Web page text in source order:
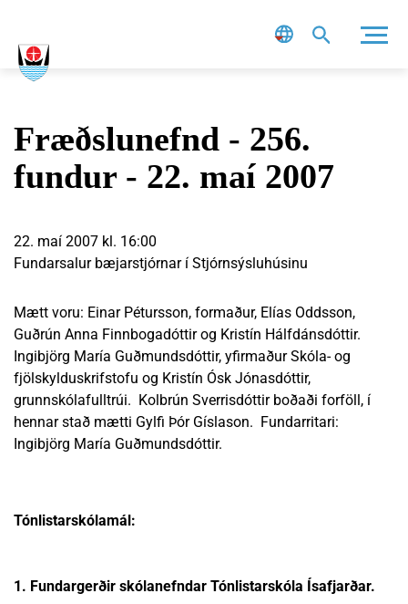
Fræðslunefnd - 256.
fundur - 22. maí 2007
22. maí 2007 kl. 16:00
Fundarsalur bæjarstjórnar í Stjórnsýsluhúsinu
Mætt voru: Einar Pétursson, formaður, Elías Oddsson,
Guðrún Anna Finnbogadóttir og Kristín Hálfdánsdóttir.
Ingibjörg María Guðmundsdóttir, yfirmaður Skóla- og
fjölskylduskrifstofu og Kristín Ósk Jónasdóttir,
grunnskólafulltrúi. Kolbrún Sverrisdóttir boðaði forföll, í
hennar stað mætti Gylfi Þór Gíslason. Fundarritari:
Ingibjörg María Guðmundsdóttir.
Tónlistarskólamál:
1. Fundargerðir skólanefndar Tónlistarskóla Ísafjarðar.